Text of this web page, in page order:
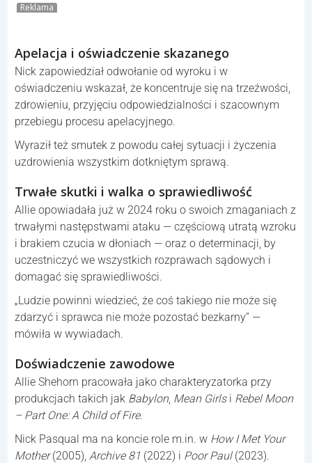
Reklama
Apelacja i oświadczenie skazanego
Nick zapowiedział odwołanie od wyroku i w
oświadczeniu wskazał, że koncentruje się na trzeźwości,
zdrowieniu, przyjęciu odpowiedzialności i szacownym
przebiegu procesu apelacyjnego.
Wyraził też smutek z powodu całej sytuacji i życzenia
uzdrowienia wszystkim dotkniętym sprawą.
Trwałe skutki i walka o sprawiedliwość
Allie opowiadała już w 2024 roku o swoich zmaganiach z
trwałymi następstwami ataku — częściową utratą wzroku
i brakiem czucia w dłoniach — oraz o determinacji, by
uczestniczyć we wszystkich rozprawach sądowych i
domagać się sprawiedliwości.
„Ludzie powinni wiedzieć, że coś takiego nie może się
zdarzyć i sprawca nie może pozostać bezkarny” —
mówiła w wywiadach.
Doświadczenie zawodowe
Allie Shehorn pracowała jako charakteryzatorka przy
produkcjach takich jak Babylon, Mean Girlsi Rebel Moon
– Part One: A Child of Fire.
Nick Pasqual ma na koncie role m.in. w How I Met Your
Mother(2005),Archive 81 (2022) i Poor Paul(2023).